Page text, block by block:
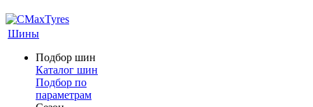
Шины
Подбор шин
Каталог шин
Подбор по
параметрам